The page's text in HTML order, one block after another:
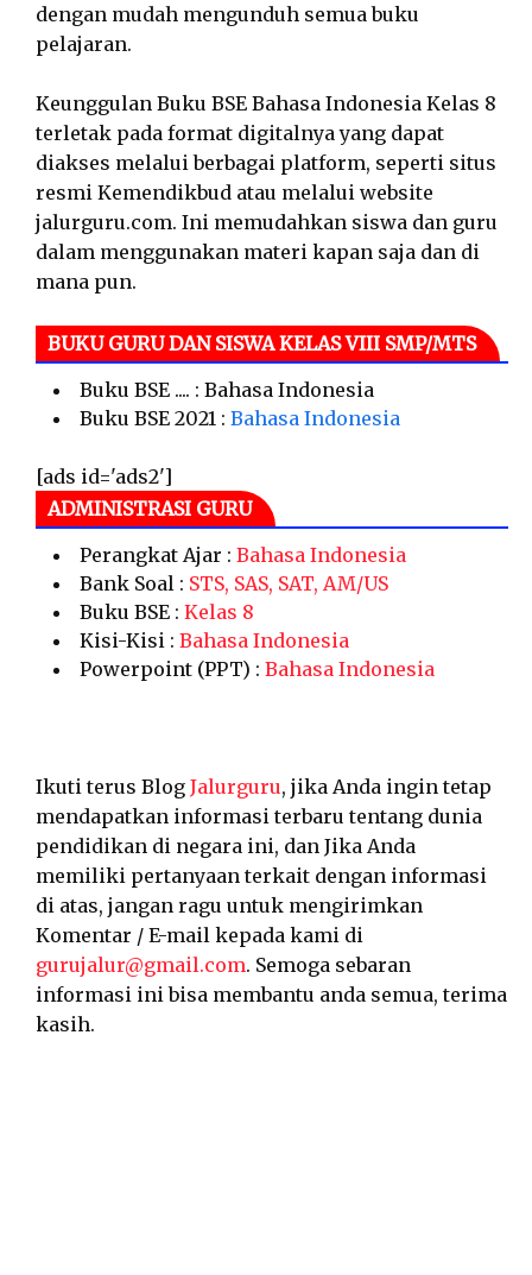
dengan mudah mengunduh semua buku
pelajaran.
Keunggulan Buku BSE Bahasa Indonesia Kelas 8
terletak pada format digitalnya yang dapat
diakses melalui berbagai platform, seperti situs
resmi Kemendikbud atau melalui website
jalurguru.com. Ini memudahkan siswa dan guru
dalam menggunakan materi kapan saja dan di
mana pun.
BUKU GURU DAN SISWA KELAS VIII SMP/MTS
Buku BSE .... : Bahasa Indonesia
Buku BSE 2021 : Bahasa Indonesia
[ads id='ads2']
ADMINISTRASI GURU
Perangkat Ajar : Bahasa Indonesia
Bank Soal : STS, SAS, SAT, AM/US
Buku BSE : Kelas 8
Kisi-Kisi : Bahasa Indonesia
Powerpoint (PPT) : Bahasa Indonesia
Ikuti terus Blog Jalurguru, jika Anda ingin tetap
mendapatkan informasi terbaru tentang dunia
pendidikan di negara ini, dan Jika Anda
memiliki pertanyaan terkait dengan informasi
di atas, jangan ragu untuk mengirimkan
Komentar / E-mail kepada kami di
gurujalur@gmail.com. Semoga sebaran
informasi ini bisa membantu anda semua, terima
kasih.